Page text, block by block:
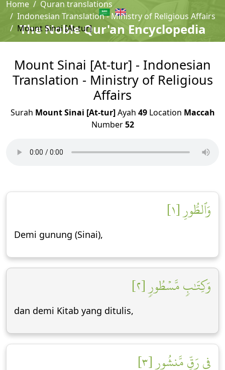
The Noble Qur'an Encyclopedia
Home
Quran translations
Indonesian Translation - Ministry of Religious Affairs
Mount Sinai [At-tur]
Mount Sinai [At-tur] - Indonesian
Translation - Ministry of Religious
Affairs
Surah Mount Sinai [At-tur]Ayah 49Location Maccah
Number52
وَٱلطُّورِ [١]
Demi gunung (Sinai),
وَكِتَٰبٖ مَّسۡطُورٖ [٢]
dan demi Kitab yang ditulis,
فِي رَقّٖ مَّنشُورٖ [٣]